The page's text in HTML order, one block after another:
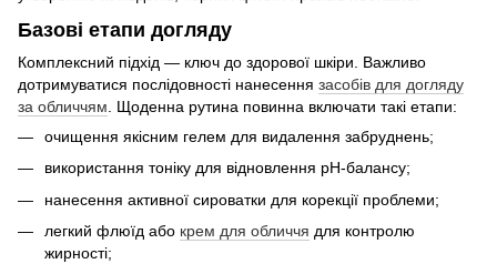
Базові етапи догляду
Комплексний підхід — ключ до здорової шкіри. Важливо
дотримуватися послідовності нанесення засобів для догляду
за обличчям . Щоденна рутина повинна включати такі етапи:
очищення якісним гелем для видалення забруднень;
використання тоніку для відновлення pH-балансу;
нанесення активної сироватки для корекції проблеми;
легкий флюїд або крем для обличчя для контролю
жирності;